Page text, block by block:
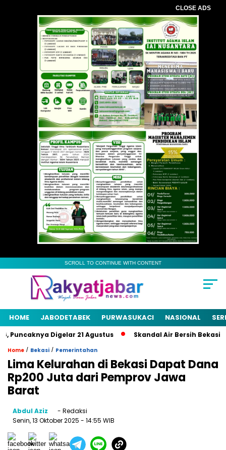
CLOSE ADS
SCROLL TO CONTINUE WITH CONTENT
HOME JABODETABEK PURWASUKACI NASIONAL
Digelar 21 Agustus Skandal Air Bersih Bekasi! 3
Home / Bekasi / Pemerintahan
Lima Kelurahan di Bekasi Dapat Dana
Rp200 Juta dari Pemprov Jawa
Barat
Abdul Aziz
- Redaksi
Senin, 13 Oktober 2025 - 14:55 WIB